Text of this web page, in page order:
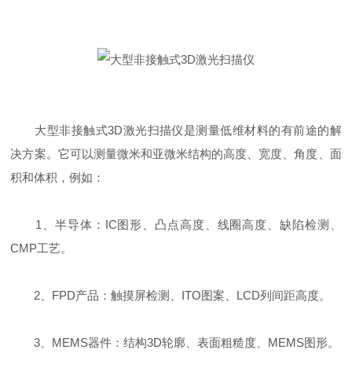
大型非接触式3D激光扫描仪是测量低维材料的有前途的解
决方案。它可以测量微米和亚微米结构的高度、宽度、角度、面
积和体积，例如：
1、半导体：IC图形、凸点高度、线圈高度、缺陷检测、
CMP工艺。
2、FPD产品：触摸屏检测、ITO图案、LCD列间距高度。
3、MEMS器件：结构3D轮廓、表面粗糙度、MEMS图形。